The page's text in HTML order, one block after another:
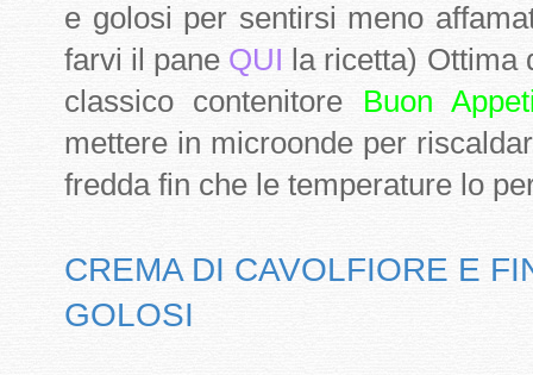
e golosi per sentirsi meno
farvi il pane QUI la ricetta) Ottima
classico contenitore Buon
mettere in microonde per
fredda fin che le temperature lo
CREMA DI CAVOLFIORE E
GOLOSI